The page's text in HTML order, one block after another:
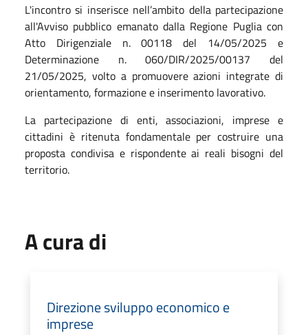
L'incontro si inserisce nell’ambito della partecipazione
all'Avviso pubblico emanato dalla Regione Puglia con
Atto Dirigenziale n. 00118 del 14/05/2025 e
Determinazione n. 060/DIR/2025/00137 del
21/05/2025, volto a promuovere azioni integrate di
orientamento, formazione e inserimento lavorativo.
La partecipazione di enti, associazioni, imprese e
cittadini è ritenuta fondamentale per costruire una
proposta condivisa e rispondente ai reali bisogni del
territorio.
A cura di
Direzione sviluppo economico e
imprese